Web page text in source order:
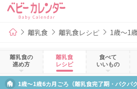
離乳食 離乳食レシピ 1歳～1
離乳食の
進め方
離乳食
レシピ
食べて
いいもの
1歳～1歳6カ月ごろ（離乳食完了期・パクパク